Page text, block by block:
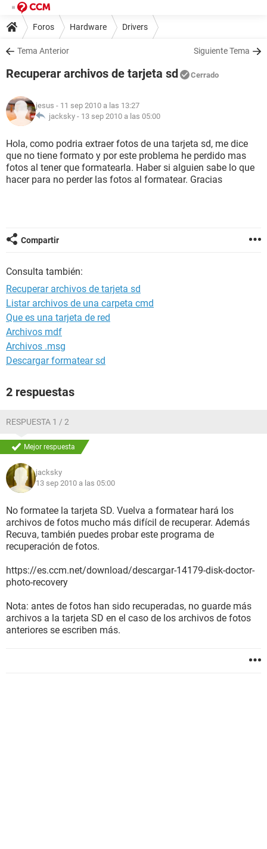
Foros Hardware Drivers
Tema Anterior Siguiente Tema
Recuperar archivos de tarjeta sd Cerrado
jesus - 11 sep 2010 a las 13:27
jacksky - 13 sep 2010 a las 05:00
Hola, como podria extraer fotos de una tarjeta sd, me dice
que no tiene formato y por este problema he perdido mas
fotos al tener que formatearla. Haber si alguien sabe lo que
hacer para no perder las fotos al formatear. Gracias
Compartir
Consulta también:
Recuperar archivos de tarjeta sd
Listar archivos de una carpeta cmd
Que es una tarjeta de red
Archivos mdf
Archivos .msg
Descargar formatear sd
2 respuestas
RESPUESTA 1 / 2
Mejor respuesta
jacksky
13 sep 2010 a las 05:00
No formatee la tarjeta SD. Vuelva a formatear hará los
archivos de fotos mucho más difícil de recuperar. Además
Recuva, también puedes probar este programa de
recuperación de fotos.
https://es.ccm.net/download/descargar-14179-disk-doctor-
photo-recovery
Nota: antes de fotos han sido recuperadas, no guarde más
archivos a la tarjeta SD en el caso de los archivos de fotos
anteriores se escriben más.